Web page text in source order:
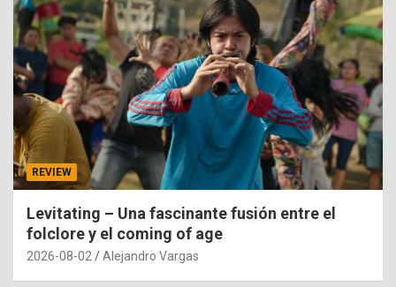
REVIEW
Levitating – Una fascinante fusión entre el
folclore y el coming of age
2026-08-02 Alejandro Vargas